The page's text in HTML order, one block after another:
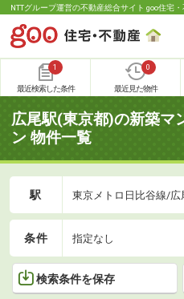
NTTグループ運営の不動産総合サイト goo住宅
1
最近検索した条件
0
最近見た物件
広尾駅(東京都)の新築マ
ン 物件一覧
駅 東京メトロ日比谷線/広
条件 指定なし
検索条件を保存